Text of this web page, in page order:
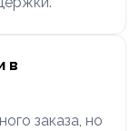
в
заказа, но